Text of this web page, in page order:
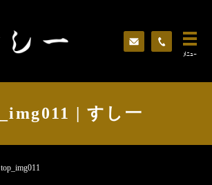
ﾒﾆｭｰ
| すし一
top_img011